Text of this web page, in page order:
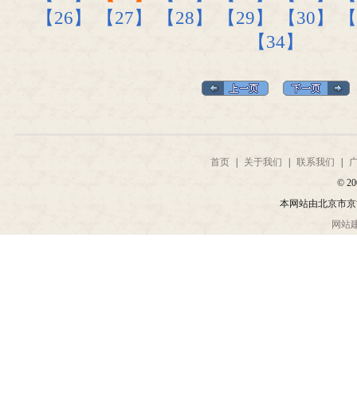
【26】
【27】 【28】 【29】 【30】
【34】
首页 关于我们 联系我们
©
本网站由北京市
网站